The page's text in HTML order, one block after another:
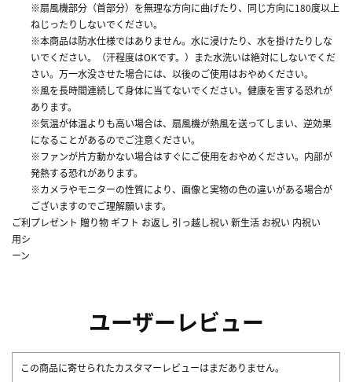
※扇風機部分（首部分）を無理な方向に曲げたり、同じ方向に180度以上
ねじったりしないでください。
※本商品は防水仕様ではありません。水に浸けたり、水を掛けたりしな
いでください。（汗程度はOKです。）また水洗いは絶対にしないでくだ
さい。万一水没させた場合には、以後のご使用はおやめください。
※風を長時間連続して身体に当てないでください。健康を害する恐れが
あります。
※気温が体温よりも高い場合は、扇風機が熱風を送ってしまい、逆効果
になることがあるのでご注意ください。
※ファンが片方動かない場合はすぐにご使用をおやめください。内部が
発熱する恐れがあります。
※カメラやモニターの性質により、画像と実物の色の違いがある場合が
ございますのでご理解願います。
ご利
用シ
ーン
プレゼント 贈り物 ギフト お返し 引っ越し祝い 新生活 お祝い 内祝い
ユーザーレビュー
この商品に寄せられたカスタマーレビューはまだありません。